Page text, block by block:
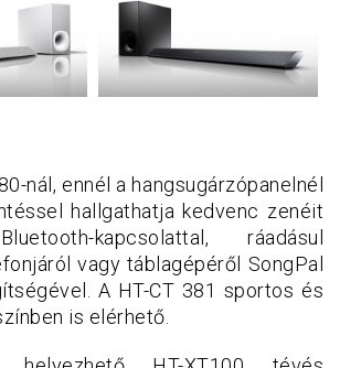
nál, ennél a hangsugárzópanelnél
hallgathatja kedvenc zenéit
kapcsolattal, ráadásul
vagy táblagépéről SongPal
A HT-CT 381 sportos és
is elérhető.